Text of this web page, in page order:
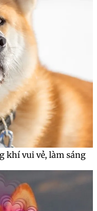
khí vui vẻ, làm sáng